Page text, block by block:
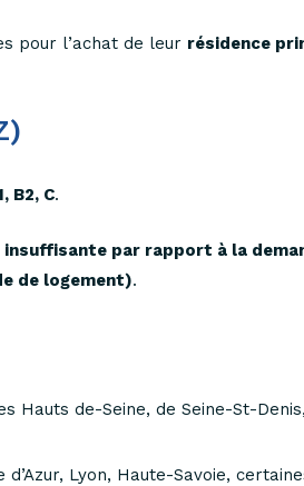
pour l’achat de leur résidence
B2, C.
par rapport à la
de logement).
Hauts de-Seine, de Seine-St-
Lyon, Haute-Savoie,